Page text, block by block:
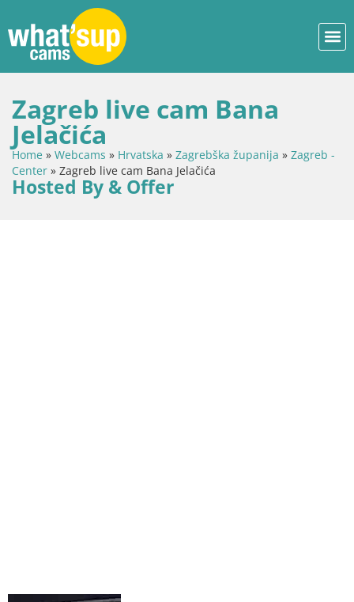
Zagreb live cam Bana
Jelačića
Home » Webcams » Hrvatska » Zagrebška županija » Zagreb -
Center » Zagreb live cam Bana Jelačića
Hosted By & Offer